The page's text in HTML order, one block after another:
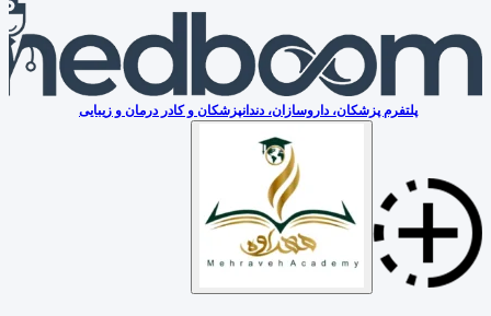
پلتفرم پزشکان، داروسازان، دندانپزشکان و کادر درمان و زیبایی